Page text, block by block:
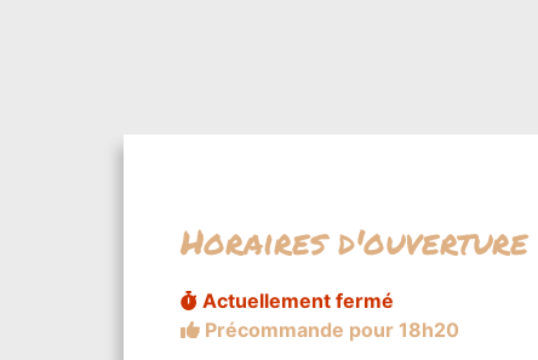
Horaires d'ouverture
Actuellement fermé
Précommande pour 18h20